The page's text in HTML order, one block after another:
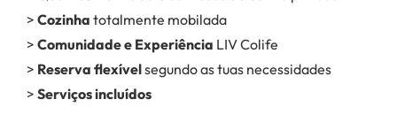
> Cozinha totalmente mobilada
> Comunidade e Experiência LIV Colife
> Reserva flexívelsegundo as tuas necessidades
> Serviços incluídos